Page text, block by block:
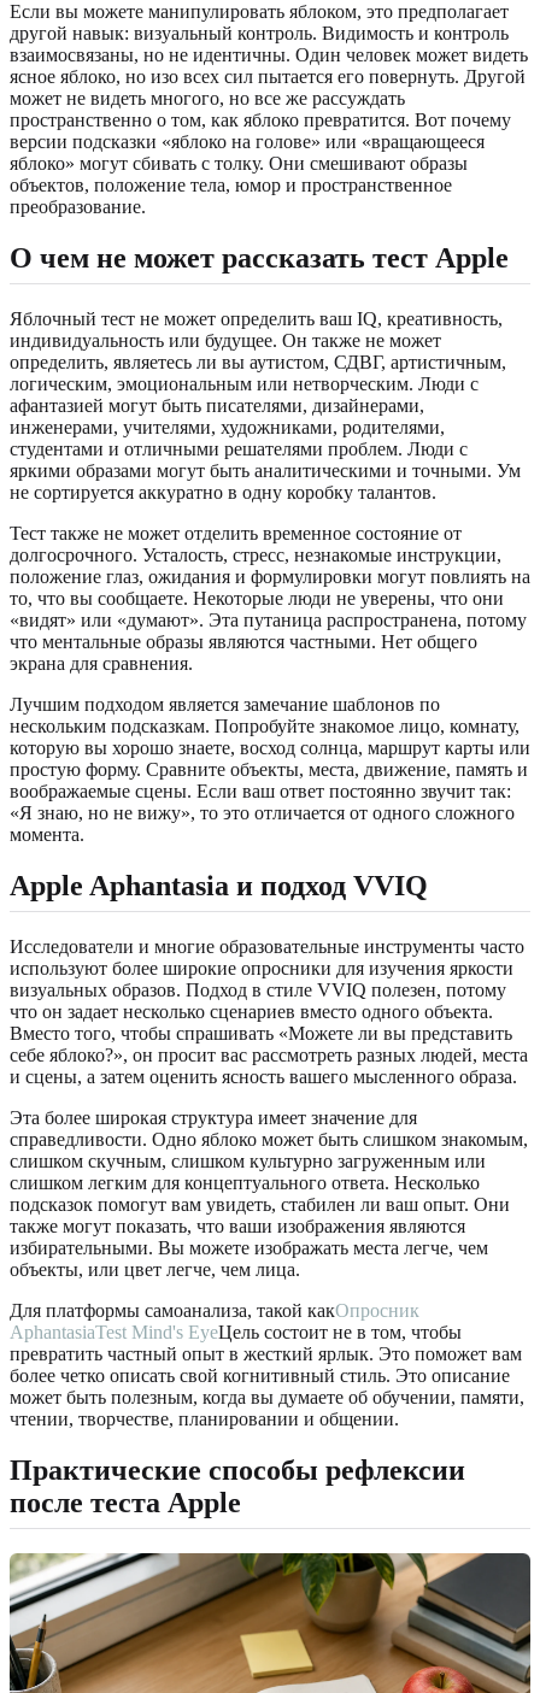
Если вы можете манипулировать яблоком, это предполагает
другой навык: визуальный контроль. Видимость и контроль
взаимосвязаны, но не идентичны. Один человек может видеть
ясное яблоко, но изо всех сил пытается его повернуть. Другой
может не видеть многого, но все же рассуждать
пространственно о том, как яблоко превратится. Вот почему
версии подсказки «яблоко на голове» или «вращающееся
яблоко» могут сбивать с толку. Они смешивают образы
объектов, положение тела, юмор и пространственное
преобразование.
О чем не может рассказать тест Apple
Яблочный тест не может определить ваш IQ, креативность,
индивидуальность или будущее. Он также не может
определить, являетесь ли вы аутистом, СДВГ, артистичным,
логическим, эмоциональным или нетворческим. Люди с
афантазией могут быть писателями, дизайнерами,
инженерами, учителями, художниками, родителями,
студентами и отличными решателями проблем. Люди с
яркими образами могут быть аналитическими и точными. Ум
не сортируется аккуратно в одну коробку талантов.
Тест также не может отделить временное состояние от
долгосрочного. Усталость, стресс, незнакомые инструкции,
положение глаз, ожидания и формулировки могут повлиять на
то, что вы сообщаете. Некоторые люди не уверены, что они
«видят» или «думают». Эта путаница распространена, потому
что ментальные образы являются частными. Нет общего
экрана для сравнения.
Лучшим подходом является замечание шаблонов по
нескольким подсказкам. Попробуйте знакомое лицо, комнату,
которую вы хорошо знаете, восход солнца, маршрут карты или
простую форму. Сравните объекты, места, движение, память и
воображаемые сцены. Если ваш ответ постоянно звучит так:
«Я знаю, но не вижу», то это отличается от одного сложного
момента.
Apple Aphantasia и подход VVIQ
Исследователи и многие образовательные инструменты часто
используют более широкие опросники для изучения яркости
визуальных образов. Подход в стиле VVIQ полезен, потому
что он задает несколько сценариев вместо одного объекта.
Вместо того, чтобы спрашивать «Можете ли вы представить
себе яблоко?», он просит вас рассмотреть разных людей, места
и сцены, а затем оценить ясность вашего мысленного образа.
Эта более широкая структура имеет значение для
справедливости. Одно яблоко может быть слишком знакомым,
слишком скучным, слишком культурно загруженным или
слишком легким для концептуального ответа. Несколько
подсказок помогут вам увидеть, стабилен ли ваш опыт. Они
также могут показать, что ваши изображения являются
избирательными. Вы можете изображать места легче, чем
объекты, или цвет легче, чем лица.
Для платформы самоанализа, такой какОпросник
AphantasiaTest Mind's EyeЦель состоит не в том, чтобы
превратить частный опыт в жесткий ярлык. Это поможет вам
более четко описать свой когнитивный стиль. Это описание
может быть полезным, когда вы думаете об обучении, памяти,
чтении, творчестве, планировании и общении.
Практические способы рефлексии
после теста Apple